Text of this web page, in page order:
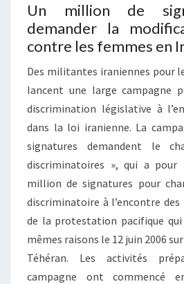
EN
IRAN
Un million de
demander la
contre les femmes en
Des militantes iraniennes pour
lancent une large campagne
discrimination législative à
dans la loi iranienne. La
signatures demandent le
discriminatoires », qui a
million de signatures pour
discriminatoire à l’encontre
de la protestation pacifique qui
mêmes raisons le 12 juin 2006
Téhéran. Les activités
campagne ont commencé